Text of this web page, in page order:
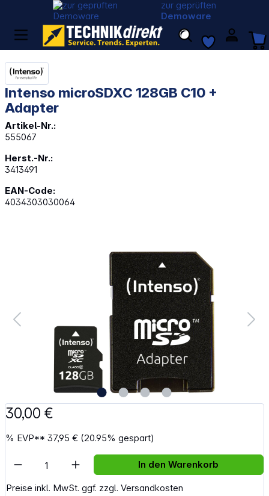
zur geprüften
Demoware
Intenso microSDXC 128GB C10 +
Adapter
Artikel-Nr.:
555067
Herst.-Nr.:
3413491
EAN-Code:
4034303030064
30,00 €
% EVP**37,95 € (20.95% gespart)
Preise inkl. MwSt. ggf. zzgl. Versandkosten
Artikel Anzahl: Gib den gewünschten
In den Warenkorb